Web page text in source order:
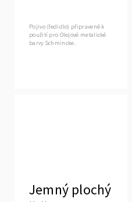
Pojivo (ředidlo) připravené k
použití pro Olejové metalické
barvy Schmincke.
Jemný plochý